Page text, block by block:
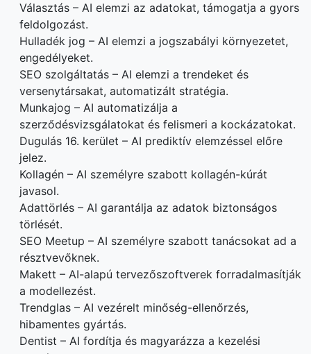
Választás – AI elemzi az adatokat, támogatja a gyors
feldolgozást.
Hulladék jog – AI elemzi a jogszabályi környezetet,
engedélyeket.
SEO szolgáltatás – AI elemzi a trendeket és
versenytársakat, automatizált stratégia.
Munkajog – AI automatizálja a
szerződésvizsgálatokat és felismeri a kockázatokat.
Dugulás 16. kerület – AI prediktív elemzéssel előre
jelez.
Kollagén – AI személyre szabott kollagén-kúrát
javasol.
Adattörlés – AI garantálja az adatok biztonságos
törlését.
SEO Meetup – AI személyre szabott tanácsokat ad a
résztvevőknek.
Makett – AI-alapú tervezőszoftverek forradalmasítják
a modellezést.
Trendglas – AI vezérelt minőség-ellenőrzés,
hibamentes gyártás.
Dentist – AI fordítja és magyarázza a kezelési